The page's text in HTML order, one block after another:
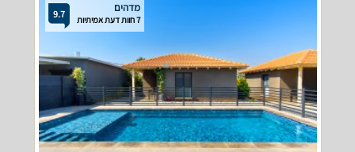
9.7 מדהים
7 חוות דעת אמיתיות